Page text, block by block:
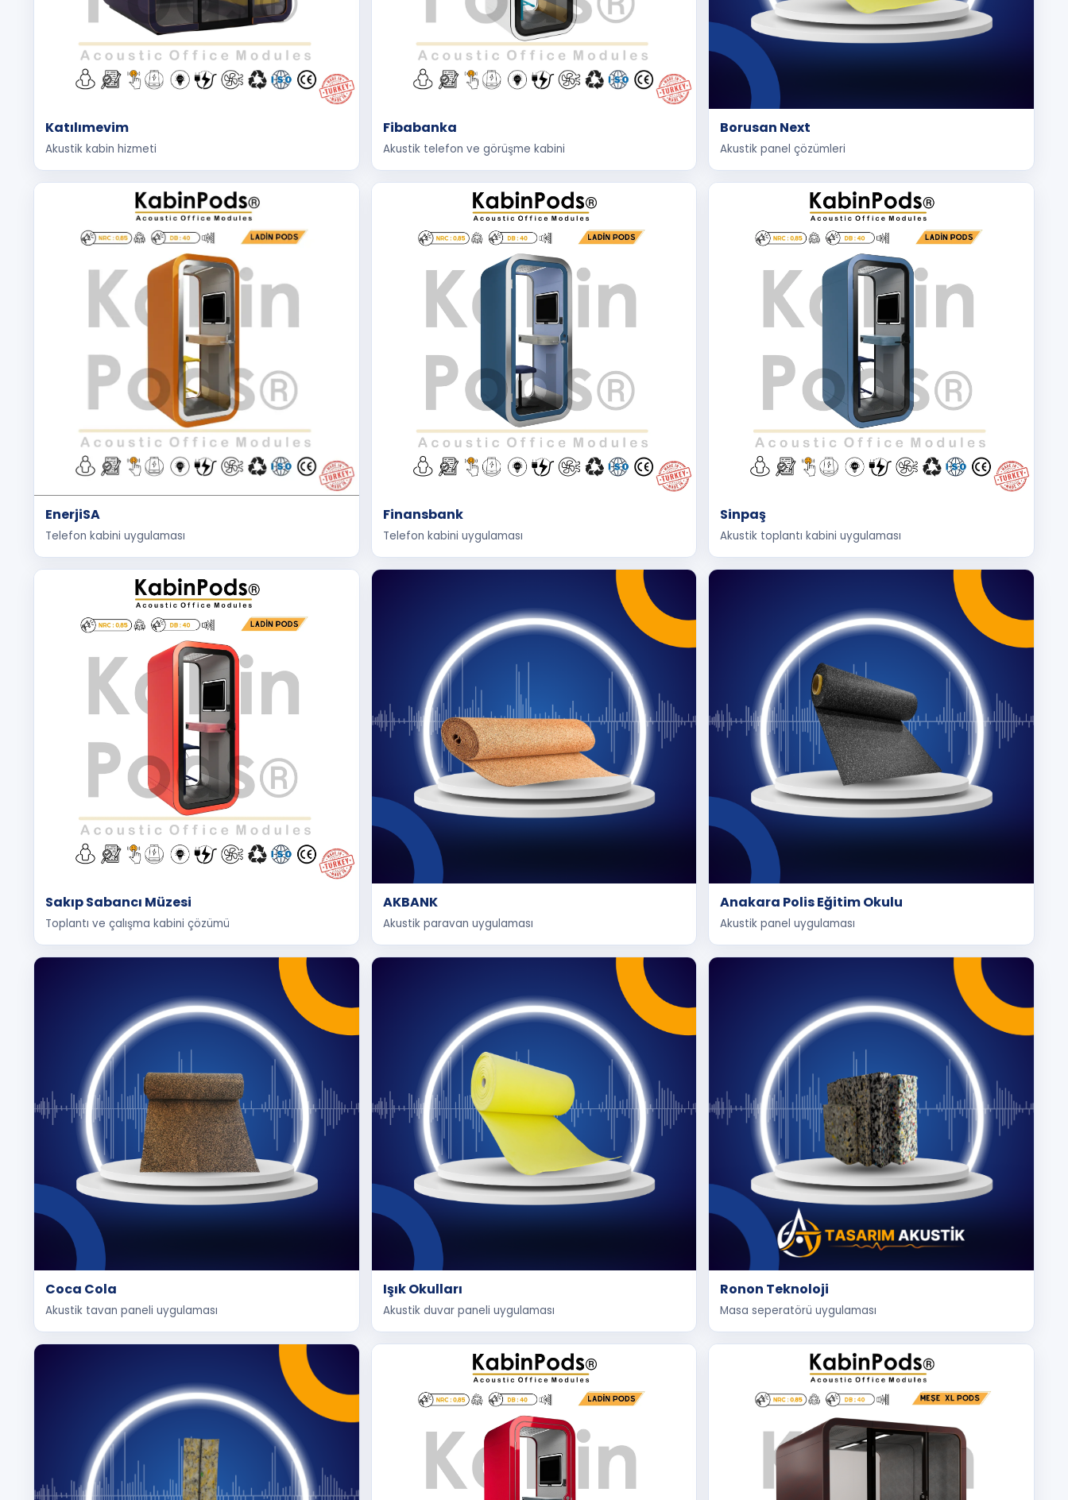
Katılımevim
Akustik kabin hizmeti
Fibabanka
Akustik telefon ve görüşme kabini
Borusan Next
Akustik panel çözümleri
EnerjiSA
Telefon kabini uygulaması
Finansbank
Telefon kabini uygulaması
Sinpaş
Akustik toplantı kabini uygulaması
Sakıp Sabancı Müzesi
Toplantı ve çalışma kabini çözümü
AKBANK
Akustik paravan uygulaması
Anakara Polis Eğitim Okulu
Akustik panel uygulaması
Coca Cola
Akustik tavan paneli uygulaması
Işık Okulları
Akustik duvar paneli uygulaması
Ronon Teknoloji
Masa seperatörü uygulaması